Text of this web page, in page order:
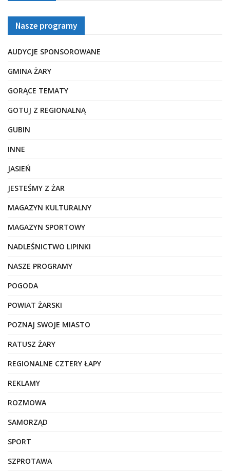
Nasze programy
AUDYCJE SPONSOROWANE
GMINA ŻARY
GORĄCE TEMATY
GOTUJ Z REGIONALNĄ
GUBIN
INNE
JASIEŃ
JESTEŚMY Z ŻAR
MAGAZYN KULTURALNY
MAGAZYN SPORTOWY
NADLEŚNICTWO LIPINKI
NASZE PROGRAMY
POGODA
POWIAT ŻARSKI
POZNAJ SWOJE MIASTO
RATUSZ ŻARY
REGIONALNE CZTERY ŁAPY
REKLAMY
ROZMOWA
SAMORZĄD
SPORT
SZPROTAWA